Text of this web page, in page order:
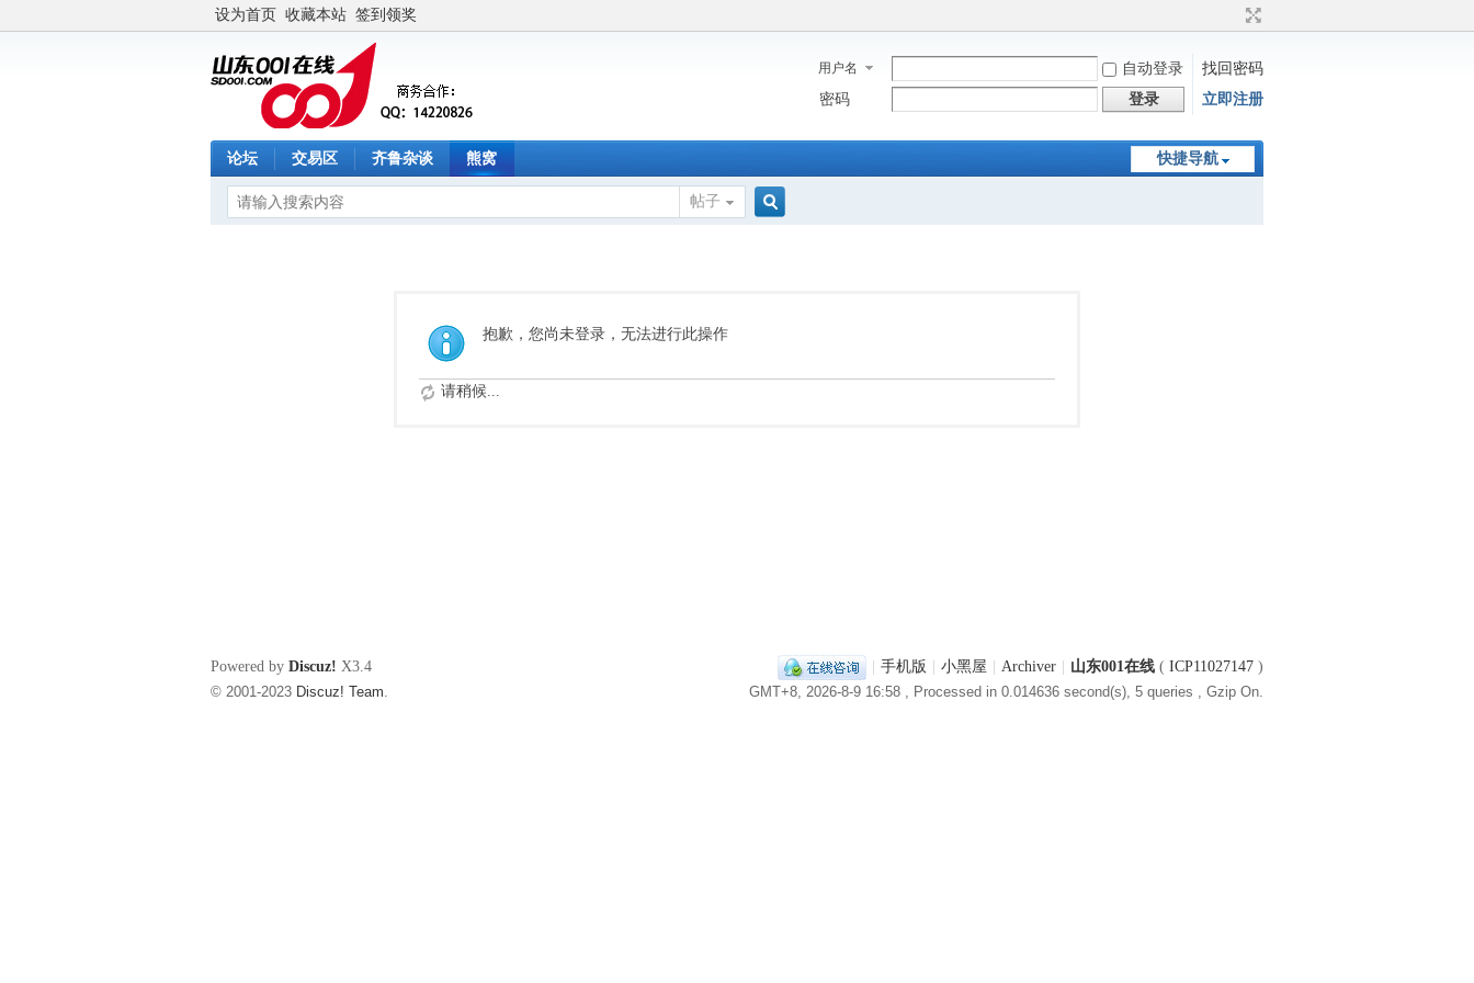
设为首页 收藏本站 签到领奖
用户名 自动登录
找回密码
密码
登录 立即注册
快捷导航
论坛 交易区 齐鲁杂谈 熊窝
帖子
抱歉，您尚未登录，无法进行此操作
请稍候...
手机版 小黑屋 Archiver 山东001在线 ( ICP11027147 )
GMT+8, 2026-8-9 16:58 , Processed in 0.014636 second(s), 5 queries , Gzip On.
Powered by Discuz! X3.4
© 2001-2023 Discuz! Team.